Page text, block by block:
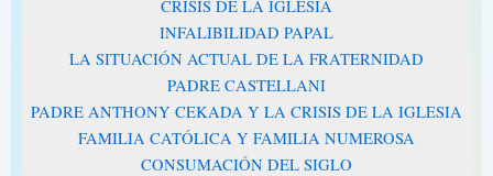
CRISIS DE LA IGLESIA
INFALIBILIDAD PAPAL
LA SITUACIÓN ACTUAL DE LA FRATERNIDAD
PADRE CASTELLANI
PADRE ANTHONY CEKADA Y LA CRISIS DE LA IGLESIA
FAMILIA CATÓLICA Y FAMILIA NUMEROSA
CONSUMACIÓN DEL SIGLO